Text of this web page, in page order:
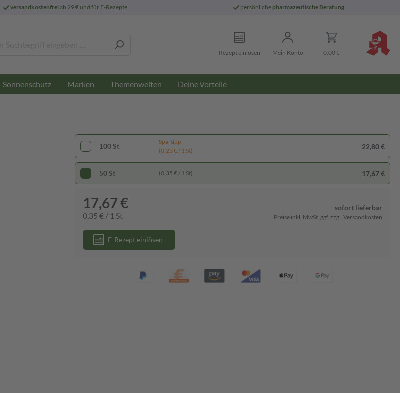
versandkostenfreiab 29 € und für E-Rezepte persönliche pharmazeutische Beratung
Rezept einlösen Mein Konto 0,00 €
Sonnenschutz Marken Themenwelten Deine Vorteile
100 St
Spartipp
(0,23 € / 1 St)
22,80 €
50 St (0,35 € / 1 St) 17,67 €
17,67 €
0,35 € / 1 St
sofort lieferbar
Preise inkl. MwSt. ggf. zzgl. Versandkosten
E-Rezept einlösen